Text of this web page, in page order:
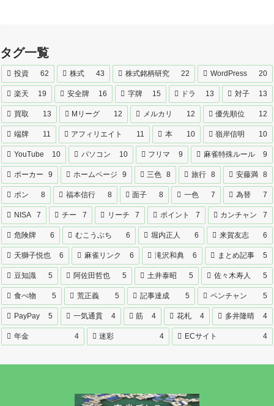
タグ一覧
投資 62 株式 43 株式銘柄研究 22 WordPress 20
楽天 19 安全牌 16 字牌 15 ドラ 13 対子 13
買取 13 Mリーグ 12 メルカリ 12 優先順位 12
端牌 11 アフィリエイト 11 本 10 嶺岸信明 10
YouTube 10 パソコン 10 フリマ 9 麻雀特殊ルール 9
ポーカー 9 ホームページ 9 三色 8 旅行 8 安藤満 8
ポン 8 福本信行 8 面子 8 一色 7 為替 7
NISA 7 チー 7 リーチ 7 ポイント 7 カンチャン 7
危険牌 6 むこうぶち 6 堀内正人 6 来賀友志 6
天獅子悦也 6 麻雀リンク 6 滝沢和典 6 まとめ記事 5
豆知識 5 阿佐田哲也 5 土井泰昭 5 佐々木寿人 5
食べ物 5 荒正義 5 記事達成 5 ペンチャン 5
PayPay 5 一気通貫 4 筋 4 花札 4 多井隆晴 4
年金 4 迷彩 4 ECサイト 4